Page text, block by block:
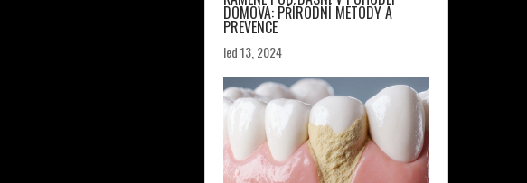
DOMOVA: PŘÍRODNÍ METODY A
PREVENCE
led 13, 2024